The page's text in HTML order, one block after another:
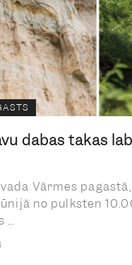
dabas takas
Vārmes
no pulksten
...